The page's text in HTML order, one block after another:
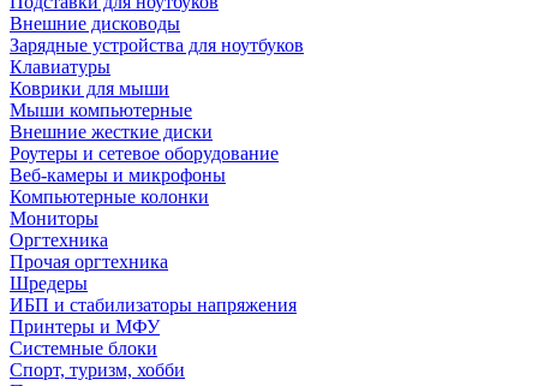
Внешние дисководы
Зарядные устройства для ноутбуков
Клавиатуры
Коврики для мыши
Мыши компьютерные
Внешние жесткие диски
Роутеры и сетевое оборудование
Веб-камеры и микрофоны
Компьютерные колонки
Мониторы
Оргтехника
Прочая оргтехника
Шредеры
ИБП и стабилизаторы напряжения
Принтеры и МФУ
Системные блоки
Спорт, туризм, хобби